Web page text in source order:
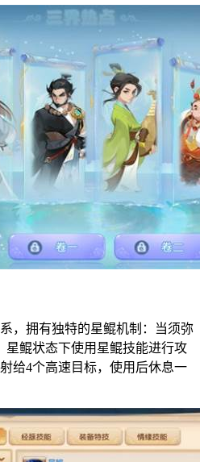
，拥有独特的星鲲机制：当须弥
星鲲状态下使用星鲲技能进行攻
给4个高速目标，使用后休息一